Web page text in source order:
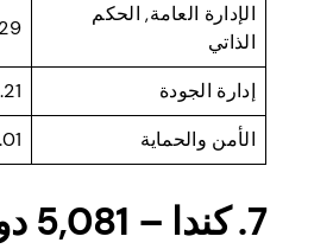
الإدارة العامة, الحكم
الذاتي
إدارة الجودة
الأمن والحماية
7. كندا – 5,081 دولار